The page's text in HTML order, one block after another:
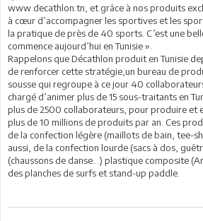
www.decathlon.tn, et grâce à nos produits
à cœur d’accompagner les sportives et les
la pratique de près de 40 sports. C’est une
commence aujourd’hui en Tunisie ».
Rappelons que Décathlon produit en Tunisie
de renforcer cette stratégie,un bureau de
sousse qui regroupe à ce jour 40
chargé d’animer plus de 15 sous-traitants en
plus de 2500 collaborateurs, pour produire et
plus de 10 millions de produits par an. Ces
de la confection légère (maillots de bain, tee-
aussi, de la confection lourde (sacs à dos,
(chaussons de danse…) plastique composite
des planches de surfs et stand-up paddle.